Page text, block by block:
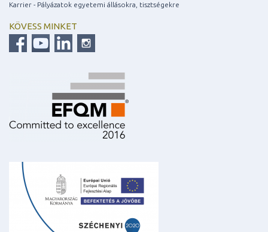
Karrier - Pályázatok egyetemi állásokra, tisztségekre
KÖVESS MINKET